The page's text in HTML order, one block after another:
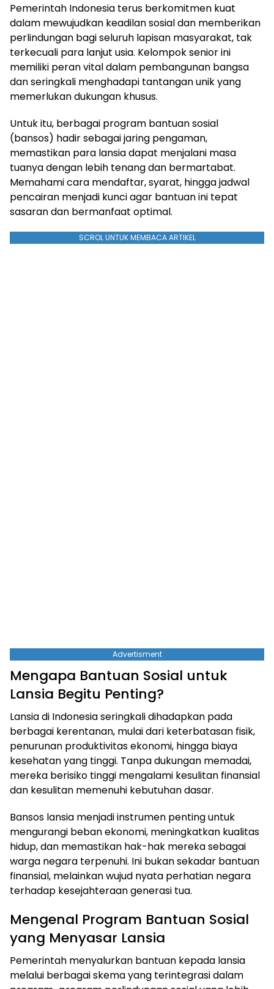
Pemerintah Indonesia terus berkomitmen kuat
dalam mewujudkan keadilan sosial dan memberikan
perlindungan bagi seluruh lapisan masyarakat, tak
terkecuali para lanjut usia. Kelompok senior ini
memiliki peran vital dalam pembangunan bangsa
dan seringkali menghadapi tantangan unik yang
memerlukan dukungan khusus.
Untuk itu, berbagai program bantuan sosial
(bansos) hadir sebagai jaring pengaman,
memastikan para lansia dapat menjalani masa
tuanya dengan lebih tenang dan bermartabat.
Memahami cara mendaftar, syarat, hingga jadwal
pencairan menjadi kunci agar bantuan ini tepat
sasaran dan bermanfaat optimal.
SCROL UNTUK MEMBACA ARTIKEL
Advertisment
Mengapa Bantuan Sosial untuk
Lansia Begitu Penting?
Lansia di Indonesia seringkali dihadapkan pada
berbagai kerentanan, mulai dari keterbatasan fisik,
penurunan produktivitas ekonomi, hingga biaya
kesehatan yang tinggi. Tanpa dukungan memadai,
mereka berisiko tinggi mengalami kesulitan finansial
dan kesulitan memenuhi kebutuhan dasar.
Bansos lansia menjadi instrumen penting untuk
mengurangi beban ekonomi, meningkatkan kualitas
hidup, dan memastikan hak-hak mereka sebagai
warga negara terpenuhi. Ini bukan sekadar bantuan
finansial, melainkan wujud nyata perhatian negara
terhadap kesejahteraan generasi tua.
Mengenal Program Bantuan Sosial
yang Menyasar Lansia
Pemerintah menyalurkan bantuan kepada lansia
melalui berbagai skema yang terintegrasi dalam